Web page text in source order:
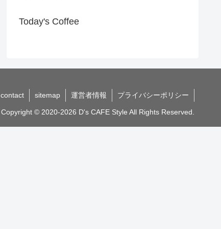
Today's Coffee
contact sitemap 運営者情報 プライバシーポリシー
Copyright © 2020-2026 D's CAFE Style All Rights Reserved.